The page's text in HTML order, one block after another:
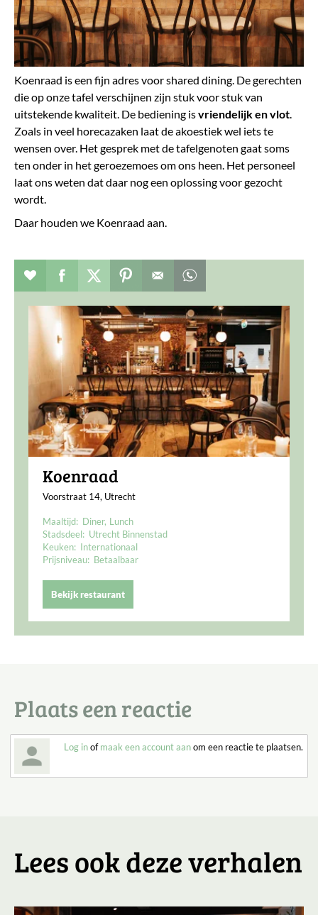
Koenraad is een fijn adres voor shared dining. De gerechten
die op onze tafel verschijnen zijn stuk voor stuk van
uitstekende kwaliteit. De bediening isvriendelijk en vlot
Zoals in veel horecazaken laat de akoestiek wel iets te
wensen over. Het gesprek met de tafelgenoten gaat soms
ten onder in het geroezemoes om ons heen. Het personeel
laat ons weten dat daar nog een oplossing voor gezocht
wordt.
Daar houden we Koenraad aan.
Verhaal toevoegen aan favorieten
Deel dit op facebook
Deel dit op twitter
Deel dit op pinterest
Koenraad
Voorstraat 14, Utrecht
Maaltijd: Diner Lunch
Stadsdeel: Utrecht Binnenstad
Keuken: Internationaal
Prijsniveau: Betaalbaar
Bekijk restaurant
Plaats een reactie
Log inofmaak een account aanom een reactie te plaatsen.
Lees ook deze verhalen